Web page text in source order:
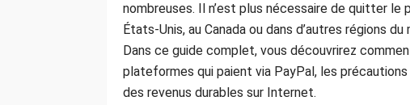
nombreuses. Il n’est plus nécessaire de quitter
États-Unis, au Canada ou dans d’autres régions du
Dans ce guide complet, vous découvrirez
plateformes qui paient via PayPal, les
des revenus durables sur Internet.